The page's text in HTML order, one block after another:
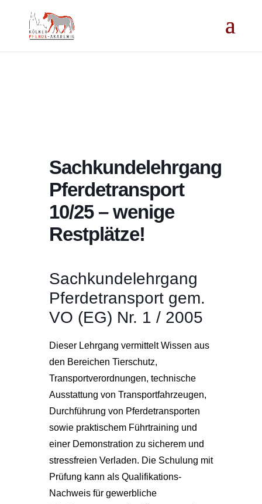
Sachkundelehrgang
Pferdetransport
10/25 – wenige
Restplätze!
Sachkundelehrgang
Pferdetransport gem.
VO (EG) Nr. 1 / 2005
Dieser Lehrgang vermittelt Wissen aus
den Bereichen Tierschutz,
Transportverordnungen, technische
Ausstattung von Transportfahrzeugen,
Durchführung von Pferdetransporten
sowie praktischem Führtraining und
einer Demonstration zu sicherem und
stressfreien Verladen. Die Schulung mit
Prüfung kann als Qualifikations-
Nachweis für gewerbliche